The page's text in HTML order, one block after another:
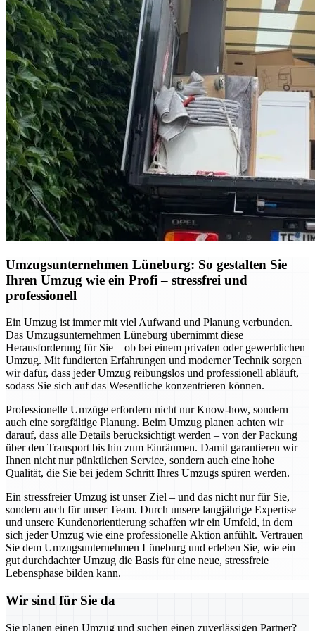
Umzugsunternehmen Lüneburg: So gestalten Sie
Ihren Umzug wie ein Profi – stressfrei und
professionell
Ein Umzug ist immer mit viel Aufwand und Planung verbunden.
Das Umzugsunternehmen Lüneburg übernimmt diese
Herausforderung für Sie – ob bei einem privaten oder gewerblichen
Umzug. Mit fundierten Erfahrungen und moderner Technik sorgen
wir dafür, dass jeder Umzug reibungslos und professionell abläuft,
sodass Sie sich auf das Wesentliche konzentrieren können.
Professionelle Umzüge erfordern nicht nur Know-how, sondern
auch eine sorgfältige Planung. Beim Umzug planen achten wir
darauf, dass alle Details berücksichtigt werden – von der Packung
über den Transport bis hin zum Einräumen. Damit garantieren wir
Ihnen nicht nur pünktlichen Service, sondern auch eine hohe
Qualität, die Sie bei jedem Schritt Ihres Umzugs spüren werden.
Ein stressfreier Umzug ist unser Ziel – und das nicht nur für Sie,
sondern auch für unser Team. Durch unsere langjährige Expertise
und unsere Kundenorientierung schaffen wir ein Umfeld, in dem
sich jeder Umzug wie eine professionelle Aktion anfühlt. Vertrauen
Sie dem Umzugsunternehmen Lüneburg und erleben Sie, wie ein
gut durchdachter Umzug die Basis für eine neue, stressfreie
Lebensphase bilden kann.
Wir sind für Sie da
Sie planen einen Umzug und suchen einen zuverlässigen Partner?